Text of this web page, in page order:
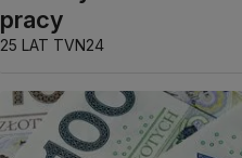
pracy
25 LAT TVN24